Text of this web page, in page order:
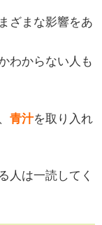
ざまな影響をあ
わからない人も
青汁を取り入れ
人は一読してく